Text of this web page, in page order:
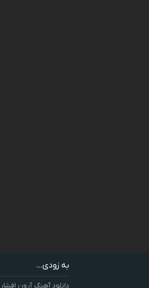
به زودی...
دانلود آهنگ آرون